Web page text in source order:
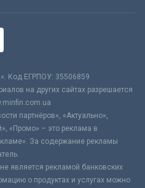
Код ЕГРПОУ: 35506859
на других сайтах разрешается
партнёров», «Актуально»,
«Промо» – это реклама в
За содержание рекламы
является рекламой банковских
о продуктах и услугах можно